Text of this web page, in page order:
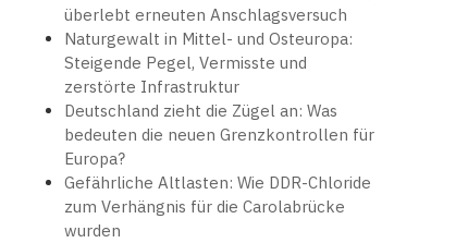
überlebt erneuten Anschlagsversuch
Naturgewalt in Mittel- und Osteuropa:
Steigende Pegel, Vermisste und
zerstörte Infrastruktur
Deutschland zieht die Zügel an: Was
bedeuten die neuen Grenzkontrollen für
Europa?
Gefährliche Altlasten: Wie DDR-Chloride
zum Verhängnis für die Carolabrücke
wurden